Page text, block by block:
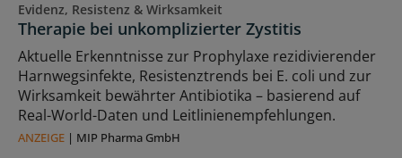
Evidenz, Resistenz & Wirksamkeit
Therapie bei unkomplizierter Zystitis
Aktuelle Erkenntnisse zur Prophylaxe rezidivierender
Harnwegsinfekte, Resistenztrends bei E. coli und zur
Wirksamkeit bewährter Antibiotika – basierend auf
Real-World-Daten und Leitlinienempfehlungen.
ANZEIGE | MIP Pharma GmbH